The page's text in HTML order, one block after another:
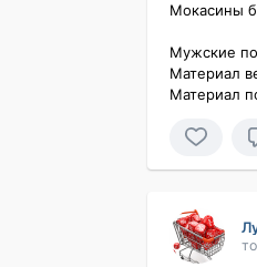
Мокасины
Мужские
Материал
Материал